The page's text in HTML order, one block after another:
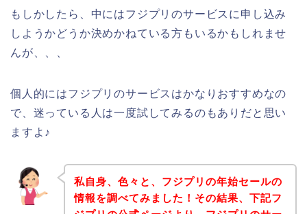
もしかしたら、中にはフジプリのサービスに申し込み
しようかどうか決めかねている方もいるかもしれませ
んが、、、
個人的にはフジプリのサービスはかなりおすすめなの
で、迷っている人は一度試してみるのもありだと思い
ますよ♪
私自身、色々と、フジプリの年始セールの
情報を調べてみました！その結果、下記フ